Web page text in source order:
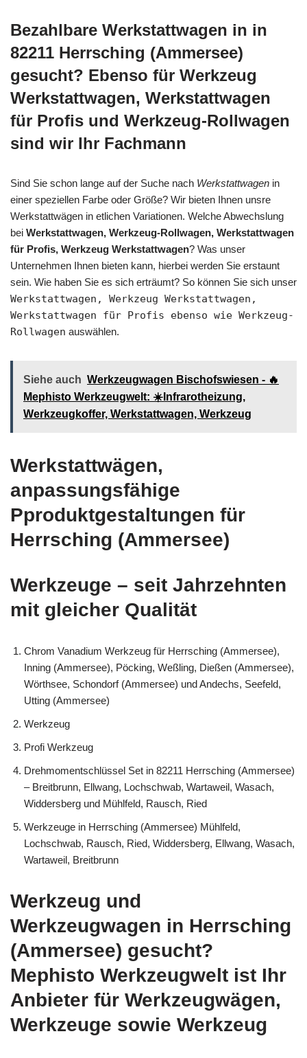
Bezahlbare Werkstattwagen in in
82211 Herrsching (Ammersee)
gesucht? Ebenso für Werkzeug
Werkstattwagen, Werkstattwagen
für Profis und Werkzeug-Rollwagen
sind wir Ihr Fachmann
Sind Sie schon lange auf der Suche nach Werkstattwagen in
einer speziellen Farbe oder Größe? Wir bieten Ihnen unsre
Werkstattwägen in etlichen Variationen. Welche Abwechslung
bei Werkstattwagen, Werkzeug-Rollwagen, Werkstattwagen
für Profis, Werkzeug Werkstattwagen? Was unser
Unternehmen Ihnen bieten kann, hierbei werden Sie erstaunt
sein. Wie haben Sie es sich erträumt? So können Sie sich unser
Werkstattwagen, Werkzeug Werkstattwagen,
Werkstattwagen für Profis ebenso wie Werkzeug-
Rollwagen auswählen.
Siehe auch Werkzeugwagen Bischofswiesen - 🔥
Mephisto Werkzeugwelt: ☀️Infrarotheizung,
Werkzeugkoffer, Werkstattwagen, Werkzeug
Werkstattwägen,
anpassungsfähige
Pproduktgestaltungen für
Herrsching (Ammersee)
Werkzeuge – seit Jahrzehnten
mit gleicher Qualität
Chrom Vanadium Werkzeug für Herrsching (Ammersee),
Inning (Ammersee), Pöcking, Weßling, Dießen (Ammersee),
Wörthsee, Schondorf (Ammersee) und Andechs, Seefeld,
Utting (Ammersee)
Werkzeug
Profi Werkzeug
Drehmomentschlüssel Set in 82211 Herrsching (Ammersee)
– Breitbrunn, Ellwang, Lochschwab, Wartaweil, Wasach,
Widdersberg und Mühlfeld, Rausch, Ried
Werkzeuge in Herrsching (Ammersee) Mühlfeld,
Lochschwab, Rausch, Ried, Widdersberg, Ellwang, Wasach,
Wartaweil, Breitbrunn
Werkzeug und
Werkzeugwagen in Herrsching
(Ammersee) gesucht?
Mephisto Werkzeugwelt ist Ihr
Anbieter für Werkzeugwägen,
Werkzeuge sowie Werkzeug